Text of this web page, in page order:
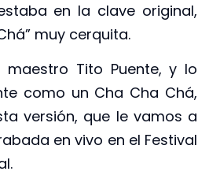
en la clave original,
muy cerquita.
Tito Puente, y lo
como un Cha Cha Chá,
versión, que le vamos a
en vivo en el Festival